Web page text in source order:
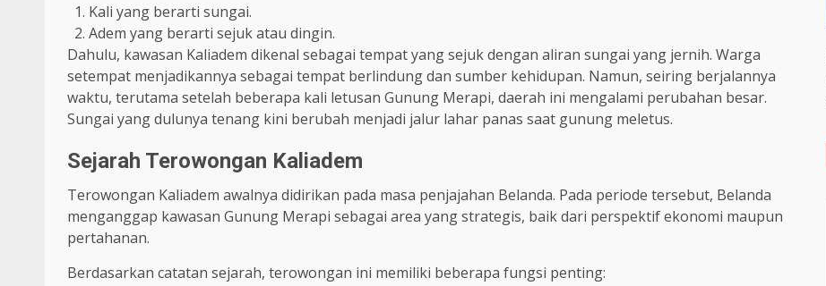
Kali yang berarti sungai.
Adem yang berarti sejuk atau dingin.
Dahulu, kawasan Kaliadem dikenal sebagai tempat yang sejuk dengan aliran sungai yang jernih. Warga
setempat menjadikannya sebagai tempat berlindung dan sumber kehidupan. Namun, seiring berjalannya
waktu, terutama setelah beberapa kali letusan Gunung Merapi, daerah ini mengalami perubahan besar.
Sungai yang dulunya tenang kini berubah menjadi jalur lahar panas saat gunung meletus.
Sejarah Terowongan Kaliadem
Terowongan Kaliadem awalnya didirikan pada masa penjajahan Belanda. Pada periode tersebut, Belanda
menganggap kawasan Gunung Merapi sebagai area yang strategis, baik dari perspektif ekonomi maupun
pertahanan.
Berdasarkan catatan sejarah, terowongan ini memiliki beberapa fungsi penting: